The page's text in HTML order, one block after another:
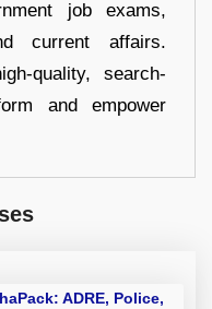
job exams,
current affairs.
quality, search-
and empower
ADRE, Police,